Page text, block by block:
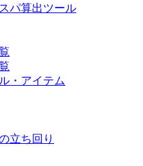
パ算出ツール
・アイテム
立ち回り